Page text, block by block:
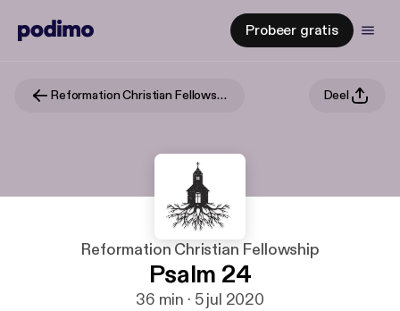
Probeer gratis
Reformation Christian Fellowship Deel
Reformation Christian Fellowship
Psalm 24
36 min · 5 jul 2020